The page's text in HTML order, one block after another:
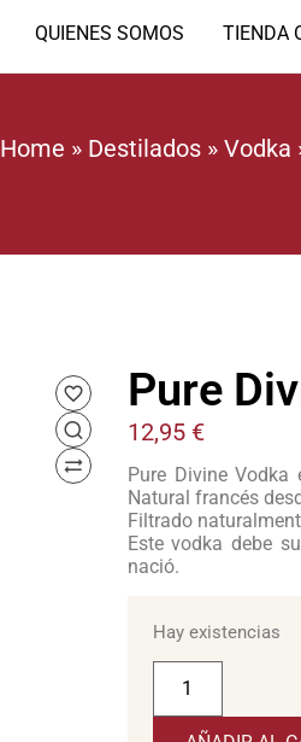
QUIENES SOMOS TIENDA
Home » Destilados» Vodka
Pure
12,95 €
Pure Divine
Natural francés
Filtrado
Este vodka debe
nació.
Hay existencias